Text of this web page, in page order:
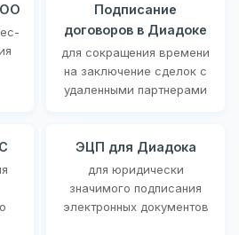
Подписание
договоров в Диадоке
для сокращения времени
на заключение сделок с
удаленными партнерами
ЭЦП для Диадока
для юридически
значимого подписания
электронных документов